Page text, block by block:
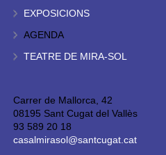
EXPOSICIONS
AGENDA
TEATRE DE MIRA-SOL
Carrer de Mallorca, 42
08195 Sant Cugat del Vallès
93 589 20 18
casalmirasol@santcugat.cat